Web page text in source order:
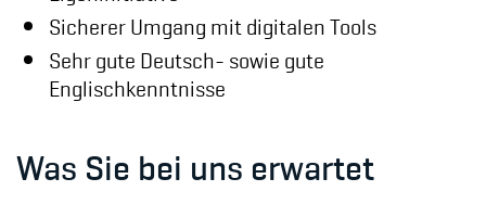
Sicherer Umgang mit digitalen Tools
Sehr gute Deutsch- sowie gute
Englischkenntnisse
Was Sie bei uns erwartet